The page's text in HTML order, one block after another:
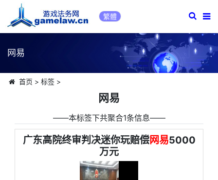
繁體
网易
首页 > 标签>
网易
――本标签下共聚合1条信息――
广东高院终审判决迷你玩赔偿网易5000
万元